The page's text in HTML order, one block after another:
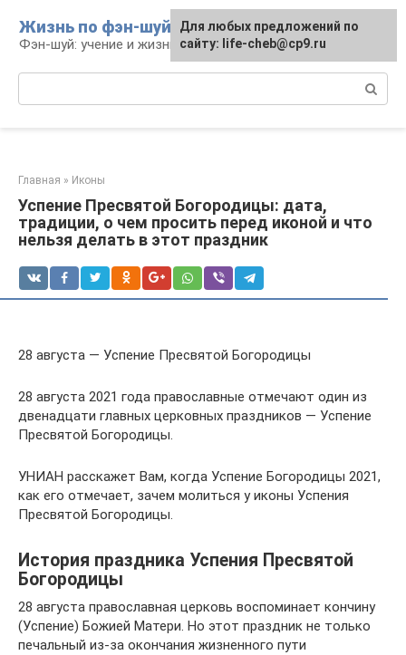
контенту
Жизнь по фэн-шуй
Фэн-шуй: учение и жизнь
Главная » Иконы
Успение Пресвятой Богородицы: дата,
традиции, о чем просить перед иконой и что
нельзя делать в этот праздник
28 августа — Успение Пресвятой Богородицы
28 августа 2021 года православные отмечают один из
двенадцати главных церковных праздников — Успение
Пресвятой Богородицы.
УНИАН расскажет Вам, когда Успение Богородицы 2021,
как его отмечает, зачем молиться у иконы Успения
Пресвятой Богородицы.
История праздника Успения Пресвятой
Богородицы
28 августа православная церковь воспоминает кончину
(Успение) Божией Матери. Но этот праздник не только
печальный из-за окончания жизненного пути
Для любых предложений по
сайту: life-cheb@cp9.ru
Для любых предложений по
сайту: life-cheb@cp9.ru